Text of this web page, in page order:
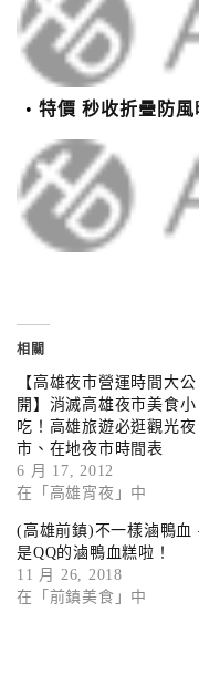
特價 秒收折疊防風
相關
【高雄夜市營運時間大公
開】消滅高雄夜市美食小
吃！高雄旅遊必逛觀光夜
市、在地夜市時間表
6 月 17, 2012
在「高雄宵夜」中
(高雄前鎮)不一樣滷鴨血
是QQ的滷鴨血糕啦！
11 月 26, 2018
在「前鎮美食」中